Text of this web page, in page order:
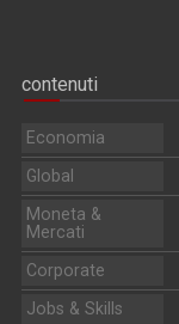
contenuti
Economia
Global
Moneta &
Mercati
Corporate
Jobs & Skills